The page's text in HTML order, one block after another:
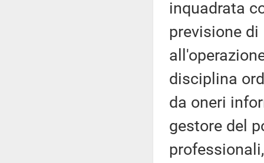
inquadrata
previsione
disciplina
da oneri
gestore del